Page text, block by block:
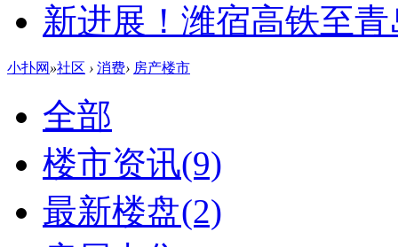
新进展！潍宿高铁至
小扑网 »社区 › 消费› 房产楼市
全部
楼市资讯(9)
最新楼盘(2)